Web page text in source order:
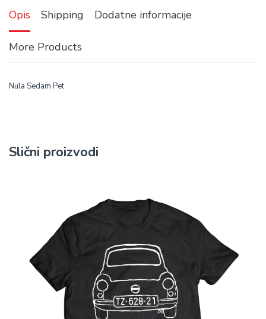
Opis Shipping Dodatne informacije
More Products
Nula Sedam Pet
Slični proizvodi